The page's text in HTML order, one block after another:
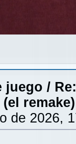
juego /
remake)
de 2026,